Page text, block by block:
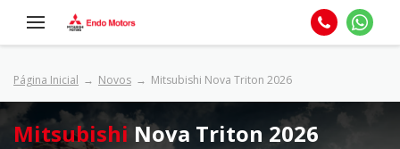
Página Inicial Novos Mitsubishi Nova Triton 2026
Mitsubishi Nova Triton 2026